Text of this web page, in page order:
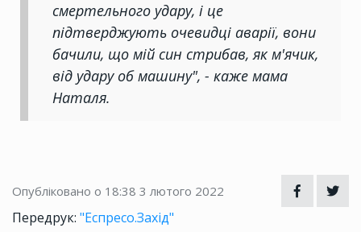
смертельного удару, і це
підтверджують очевидці аварії, вони
бачили, що мій син стрибав, як м'ячик,
від удару об машину", - каже мама
Наталя.
Опубліковано о 18:38 3 лютого 2022
Передрук: "Еспресо.Захід"